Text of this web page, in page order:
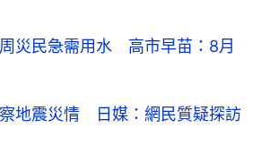
災民急需用水 高市早苗：8月
地震災情 日媒：網民質疑探訪